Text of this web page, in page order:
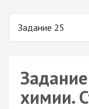
Задание 25
химии.